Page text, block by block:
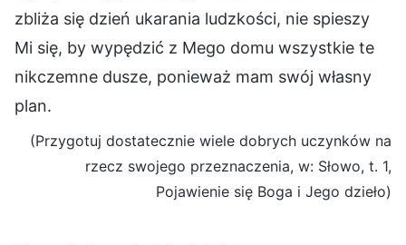
zbliża się dzień ukarania ludzkości, nie spieszy
Mi się, by wypędzić z Mego domu wszystkie te
nikczemne dusze, ponieważ mam swój własny
plan.
(Przygotuj dostatecznie wiele dobrych uczynków na
rzecz swojego przeznaczenia, w: Słowo, t. 1,
Pojawienie się Boga i Jego dzieło)